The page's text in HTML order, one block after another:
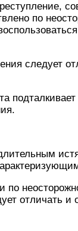
по
следует
по
отличать